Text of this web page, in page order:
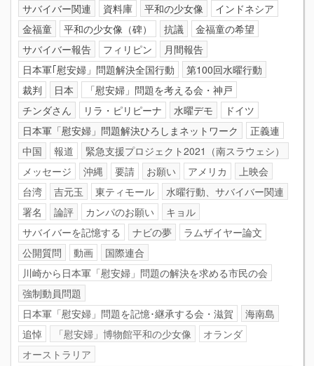
サバイバー関連
資料庫 平和の少女像
インドネシア
金福童
平和の少女像（碑） 抗議
金福童の希望
サバイバー報告
フィリピン
月間報告
日本軍｢慰安婦」問題解決全国行動
第100回水曜行動
裁判
日本
「慰安婦」問題を考える会・神戸
チンダさん
リラ・ピリピーナ 水曜デモ
ドイツ
日本軍「慰安婦」問題解決ひろしまネットワーク
正義連
中国
報道
緊急支援プロジェクト2021（南スラウェシ）
メッセージ
沖縄 要請 お願い アメリカ
上映会
台湾
吉元玉 東ティモール
水曜行動、サバイバー関連
署名
論評 カンパのお願い
キョル
サバイバーを記憶する
ナビの夢
ラムザイヤー論文
公開質問
動画
国際連合
川崎から日本軍「慰安婦」問題の解決を求める市民の会
強制動員問題
日本軍「慰安婦」問題を記憶･継承する会・滋賀
海南島
追悼
「慰安婦」博物館平和の少女像
オランダ
オーストラリア